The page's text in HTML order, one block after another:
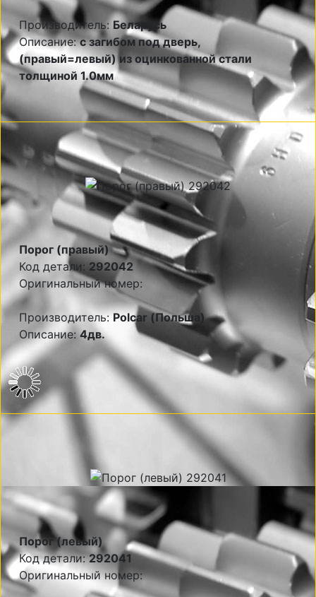
Производитель: Беларусь
Описание:с загибом под дверь,
(правый=левый) из оцинкованной стали
толщиной 1.0мм
Порог (правый)
Код детали:292042
Оригинальный номер:
Производитель: Polcar (Польша)
Описание:4дв.
Порог (левый)
Код детали:292041
Оригинальный номер: